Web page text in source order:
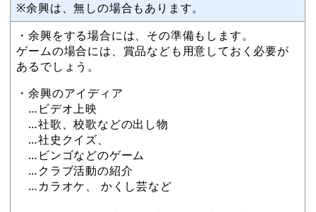
※余興は、無しの場合もあります。
・余興をする場合には、その準備もします。
ゲームの場合には、賞品なども用意しておく必要が
あるでしょう。
・余興のアイディア
…ビデオ上映
…社歌、校歌などの出し物
…社史クイズ、
…ビンゴなどのゲーム
…クラブ活動の紹介
…カラオケ、 かくし芸など